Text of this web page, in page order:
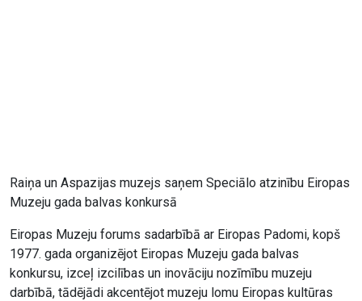
Raiņa un Aspazijas muzejs saņem Speciālo atzinību Eiropas
Muzeju gada balvas konkursā
Eiropas Muzeju forums sadarbībā ar Eiropas Padomi, kopš
1977. gada organizējot Eiropas Muzeju gada balvas
konkursu, izceļ izcilības un inovāciju nozīmību muzeju
darbībā, tādējādi akcentējot muzeju lomu Eiropas kultūras